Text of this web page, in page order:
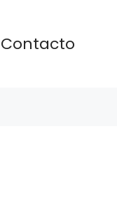
Contacto